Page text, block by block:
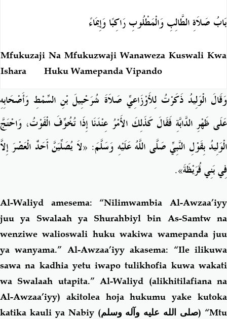
بَابُ صَلاَةِ الطَّالِبِ وَالْمَطْلُوبِ رَاكِبًا وَإِيمَاءً
Mfukuzaji Na Mfukuzwaji Wanaweza Kuswali Kwa
Ishara Huku Wamepanda Vipando
وَقَالَ الْوَلِيدُ ذَكَرْتُ لِلأَوْزَاعِيِّ صَلاَةَ شُرَحْبِيلَ بْنِ السِّمْطِ وَأَصْحَابِهِ
عَلَى ظَهْرِ الدَّابَّةِ فَقَالَ كَذَلِكَ الأَمْرُ عِنْدَنَا إِذَا تُخُوِّفَ الْفَوْتُ، وَاحْتَجَّ
الْوَلِيدُ بِقَوْلِ النَّبِيِّ صَلَّى اللَّهُ عَلَيْهِ وَسَلَّمَ: «لاَ يُصَلِّيَنَّ أَحَدٌ الْعَصْرَ إِلاَّ
فِي بَنِي قُرَيْظَةَ».
Al-Waliyd amesema: “Nilimwambia Al-Awzaa’iyy
juu ya Swalaah ya Shurahbiyl bin As-Samtw na
wenziwe walioswali huku wakiwa wamepanda juu
ya wanyama.” Al-Awzaa’iyy akasema: “Ile ilikuwa
sawa na kadhia yetu iwapo tulikhofia kuwa wakati
wa Swalaah utapita.” Al-Waliyd (alikhitilafiana na
Al-Awzaa’iyy) akitolea hoja hukumu yake kutoka
katika kauli ya Nabiy (صلى الله عليه وآله وسلم) “Mtu